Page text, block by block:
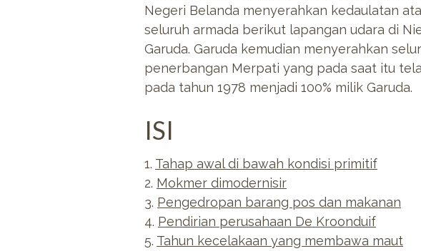
Negeri Belanda menyerahkan kedaulatan
seluruh armada berikut lapangan udara di
Garuda. Garuda kemudian menyerahkan
penerbangan Merpati yang pada saat itu
pada tahun 1978 menjadi 100% milik Garuda.
ISI
1. Tahap awal di bawah kondisi primitif
2. Mokmer dimodernisir
3. Pengedropan barang pos dan makanan
4. Pendirian perusahaan De Kroonduif
5. Tahun kecelakaan yang membawa maut